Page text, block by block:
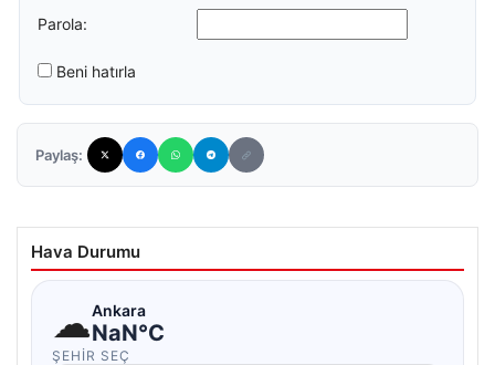
Parola:
Beni hatırla
Paylaş:
Hava Durumu
☁Ankara
NaN°C
ŞEHIR SEÇ